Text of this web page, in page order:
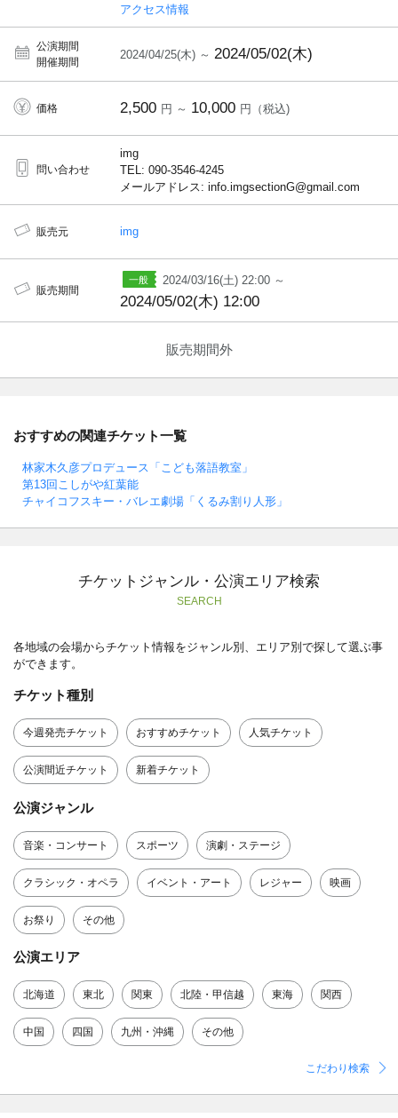
アクセス情報
公演期間
開催期間
2024/04/25(木) ～ 2024/05/02(木)
価格 2,500 円 ～ 10,000 円（税込)
問い合わせ
img
TEL: 090-3546-4245
メールアドレス: info.imgsectionG@gmail.com
販売元 img
販売期間
2024/03/16(土) 22:00 ～
2024/05/02(木) 12:00
販売期間外
おすすめの関連チケット一覧
林家木久彦プロデュース「こども落語教室」
第13回こしがや紅葉能
チャイコフスキー・バレエ劇場「くるみ割り人形」
チケットジャンル・公演エリア検索
SEARCH
各地域の会場からチケット情報をジャンル別、エリア別で探して選ぶ事
ができます。
チケット種別
今週発売チケット おすすめチケット 人気チケット
公演間近チケット 新着チケット
公演ジャンル
音楽・コンサート スポーツ 演劇・ステージ
クラシック・オペラ イベント・アート レジャー 映画
お祭り その他
公演エリア
北海道 東北 関東 北陸・甲信越 東海 関西
中国 四国 九州・沖縄 その他
こだわり検索